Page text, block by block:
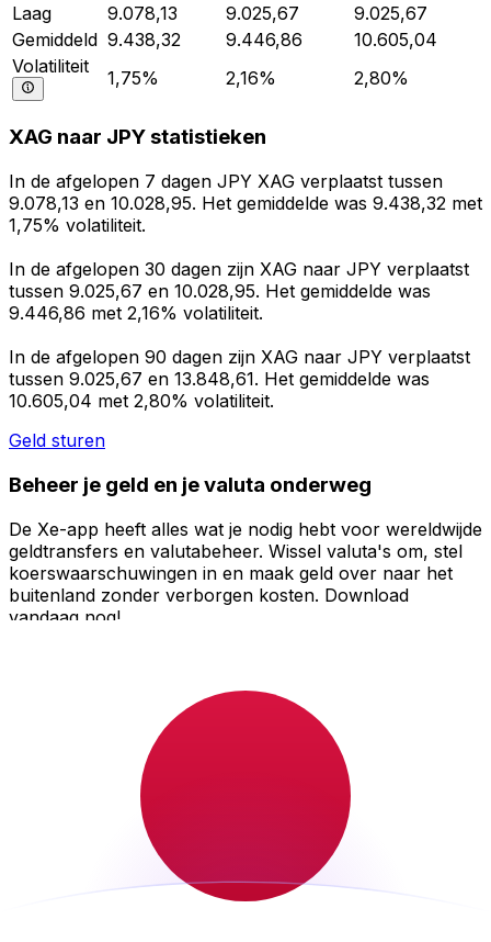
Laag
9.078,13 9.025,67
9.025,67
Gemiddeld 9.438,32 9.446,86
10.605,04
Volatiliteit
1,75% 2,16% 2,80%
XAG naar JPY statistieken
In de afgelopen 7 dagen JPY XAG verplaatst tussen
9.078,13 en 10.028,95. Het gemiddelde was 9.438,32 met
1,75% volatiliteit.
In de afgelopen 30 dagen zijn XAG naar JPY verplaatst
tussen 9.025,67 en 10.028,95. Het gemiddelde was
9.446,86 met 2,16% volatiliteit.
In de afgelopen 90 dagen zijn XAG naar JPY verplaatst
tussen 9.025,67 en 13.848,61. Het gemiddelde was
10.605,04 met 2,80% volatiliteit.
Geld sturen
Beheer je geld en je valuta onderweg
De Xe-app heeft alles wat je nodig hebt voor wereldwijde
geldtransfers en valutabeheer. Wissel valuta's om, stel
koerswaarschuwingen in en maak geld over naar het
buitenland zonder verborgen kosten. Download
vandaag nog!